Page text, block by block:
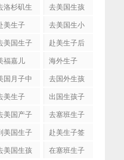
洛杉矶生
去美国生孩
美生子
去美国生小
美国生子
赴美生子后
福嘉儿
海外生子
国月子中
去国外生孩
美生子
出国生孩子
美国产子
去塞班生子
美国生子
赴美生子签
美国生孩
在塞班生子